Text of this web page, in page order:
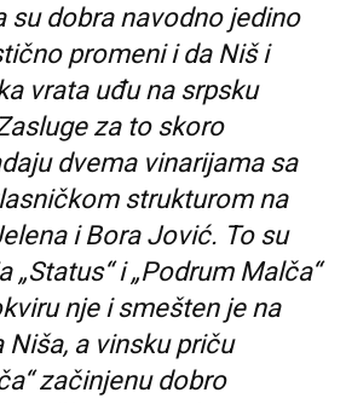
su dobra navodno jedino
promeni i da Niš i
vrata uđu na srpsku
za to skoro
dvema vinarijama sa
strukturom na
i Bora Jović. To su
„Status“ i „Podrum Malča“
nje i smešten je na
a vinsku priču
začinjenu dobro